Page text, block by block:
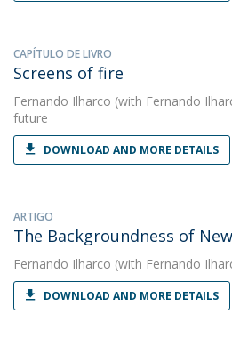
CAPÍTULO DE LIVRO
Screens of fire
Fernando Ilharco (with Fernando
future
DOWNLOAD AND MORE DETAILS
ARTIGO
The Backgroundness of
Fernando Ilharco (with Fernando
DOWNLOAD AND MORE DETAILS